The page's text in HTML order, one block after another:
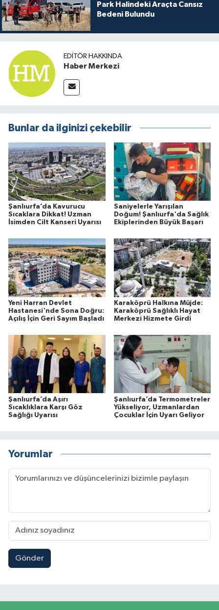
Park Halindeki Araçta Cansız
Bedeni Bulundu
EDITÖR HAKKINDA
Haber Merkezi
Bunlar da ilginizi çekebilir
Şanlıurfa’da Kavurucu
Sıcaklara Dikkat! Uzman
İsimden Cilt Kanseri Uyarısı
Saniyelerle Yarışılan
Doğum! Şanlıurfa'da Sağlık
Ekiplerinden Büyük Başarı
Yeni Harran Devlet
Hastanesi'nde Sona Doğru:
Açılış İçin Geri Sayım Başladı
Karaköprü Halkına Müjde:
Karaköprü Sağlıklı Hayat
Merkezi Hizmete Girdi
Şanlıurfa’da Aşırı
Sıcaklıklara Karşı Göz
Sağlığı Uyarısı
Şanlıurfa’da Termometreler
Yükseliyor, Uzmanlardan
Çocuklar İçin Uyarı Geliyor
Yorumlar
Gönder